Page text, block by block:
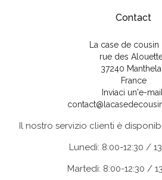
Contact
La case de cousin
rue des
37240
France
Inviaci un'e-
Il nostro servizio clienti è
Lunedì: 8:00-12:30 /
Martedì: 8:00-12:30 /